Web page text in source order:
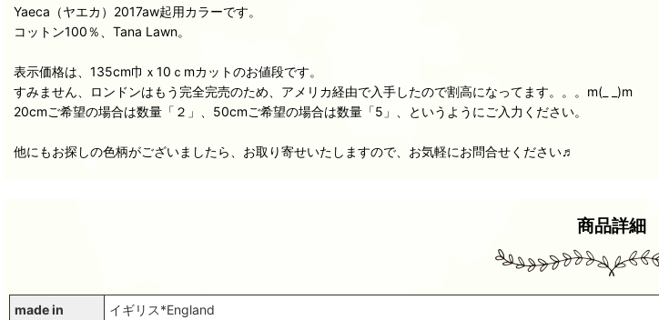
Yaeca（ヤエカ）2017aw起用カラーです。
コットン100％、Tana Lawn。
表示価格は、135cm巾ｘ10ｃmカットのお値段です。
すみません、ロンドンはもう完全完売のため、アメリカ経由で入手したので割高になってます。。。m(_ _)m
20cmご希望の場合は数量「２」、50cmご希望の場合は数量「5」、というようにご入力ください。
他にもお探しの色柄がございましたら、お取り寄せいたしますので、お気軽にお問合せください♬
商品詳細
made in
イギリス*England